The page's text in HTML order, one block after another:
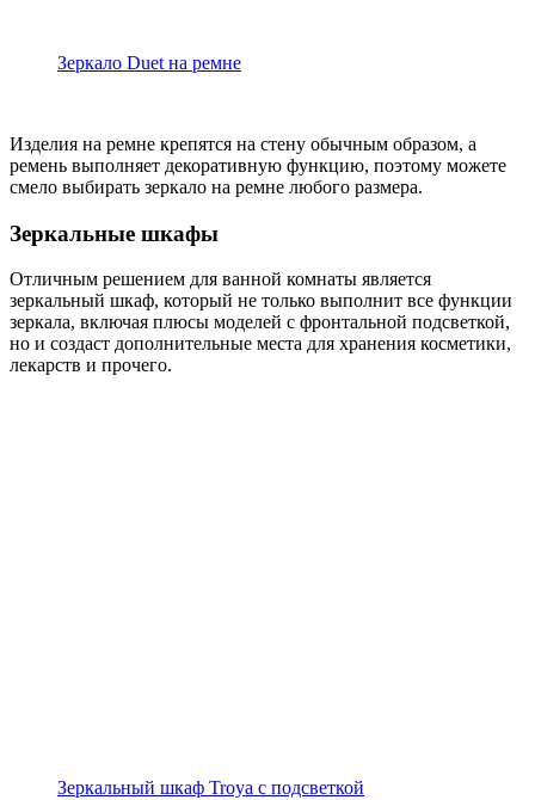
Зеркало Duet на ремне
Изделия на ремне крепятся на стену обычным образом, а
ремень выполняет декоративную функцию, поэтому можете
смело выбирать зеркало на ремне любого размера.
Зеркальные шкафы
Отличным решением для ванной комнаты является
зеркальный шкаф, который не только выполнит все функции
зеркала, включая плюсы моделей с фронтальной подсветкой,
но и создаст дополнительные места для хранения косметики,
лекарств и прочего.
Зеркальный шкаф Troya с подсветкой